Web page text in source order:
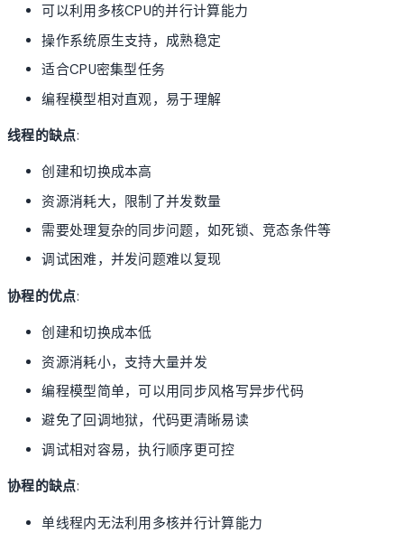
可以利用多核CPU的并行计算能力
操作系统原生支持，成熟稳定
适合CPU密集型任务
编程模型相对直观，易于理解
线程的缺点:
创建和切换成本高
资源消耗大，限制了并发数量
需要处理复杂的同步问题，如死锁、竞态条件等
调试困难，并发问题难以复现
协程的优点:
创建和切换成本低
资源消耗小，支持大量并发
编程模型简单，可以用同步风格写异步代码
避免了回调地狱，代码更清晰易读
调试相对容易，执行顺序更可控
协程的缺点:
单线程内无法利用多核并行计算能力